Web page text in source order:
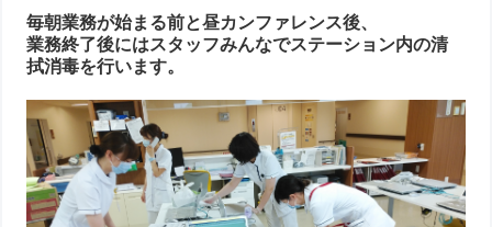
毎朝業務が始まる前と昼カンファレンス後、
業務終了後にはスタッフみんなでステーション内の清
拭消毒を行います。